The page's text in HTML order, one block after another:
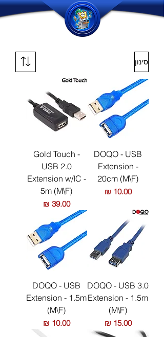
סינון
DOQO - USB
Extension -
20cm (M\F)
מחיר‏10.00 ‏₪
Gold Touch -
USB 2.0
Extension w/IC -
5m (M\F)
מחיר‏39.00 ‏₪
DOQO - USB 3.0
Extension - 1.5m
(M\F)
מחיר‏15.00 ‏₪
DOQO - USB
Extension - 1.5m
(M\F)
מחיר‏10.00 ‏₪